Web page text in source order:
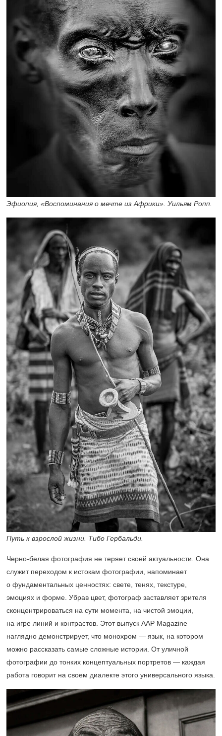
Эфиопия, «Воспоминания о мечте из Африки». Уильям Ропп.
Путь к взрослой жизни. Тибо Гербальди.
Черно-белая фотография не теряет своей актуальности. Она
служит переходом к истокам фотографии, напоминает
о фундаментальных ценностях: свете, тенях, текстуре,
эмоциях и форме. Убрав цвет, фотограф заставляет зрителя
сконцентрироваться на сути момента, на чистой эмоции,
на игре линий и контрастов. Этот выпуск AAP Magazine
наглядно демонстрирует, что монохром — язык, на котором
можно рассказать самые сложные истории. От уличной
фотографии до тонких концептуальных портретов — каждая
работа говорит на своем диалекте этого универсального языка.